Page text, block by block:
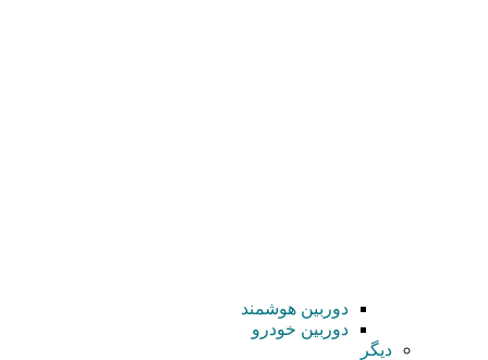
دوربین هوشمند
دوربین خودرو
دیگر